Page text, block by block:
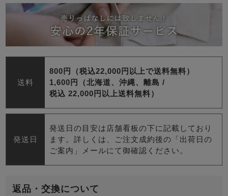
送料
800円（税込22,000円以上で送料無料）
1,600円（北海道、沖縄、離島 /
税込 22,000円以上送料無料）
発送日
発送日の目安は店舗看板の下に記載しており
ます。詳しくは、ご注文成約後の「出荷日の
ご案内」メールにて御確認ください。
返品・交換について